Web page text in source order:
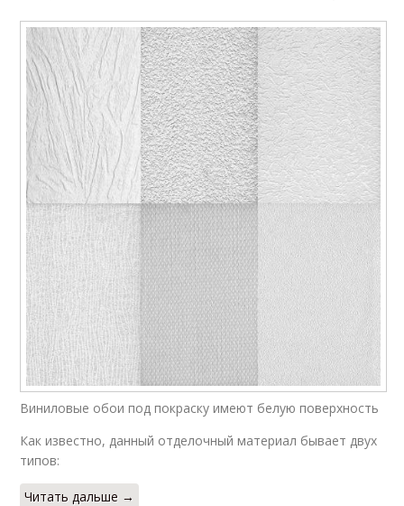
Виниловые обои под покраску имеют белую поверхность
Как известно, данный отделочный материал бывает двух
типов:
Читать дальше →